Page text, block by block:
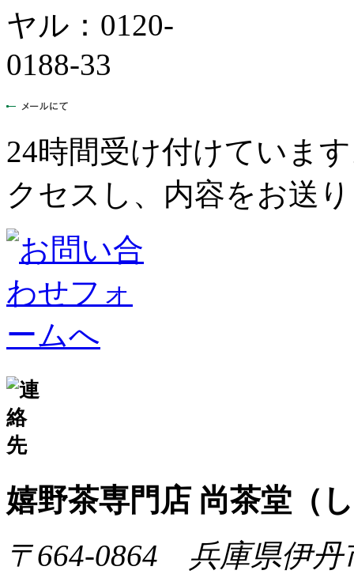
24時間受け付けていま
クセスし、内容をお送
嬉野茶専門店 尚茶堂（
〒664-0864 兵庫県伊丹